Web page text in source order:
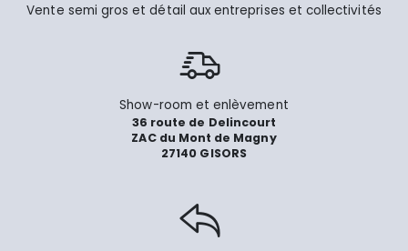
Vente semi gros et détail aux entreprises et collectivités
Show-room et enlèvement
36 route de Delincourt
ZAC du Mont de Magny
27140 GISORS